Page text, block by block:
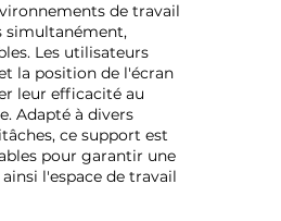
de travail
simultanément,
Les utilisateurs
la position de l'écran
leur efficacité au
Adapté à divers
ce support est
pour garantir une
l'espace de travail